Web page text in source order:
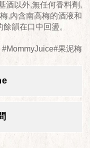
酒以外,無任何香料劑,
,內含南高梅的酒液和
韻在口中回盪。
果泥梅